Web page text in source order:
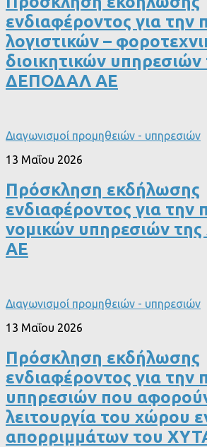
ενδιαφέροντος για την
λογιστικών –
διοικητικών υπηρεσιών
ΔΕΠΟΔΑΛ ΑΕ
Διαγωνισμοί προμηθειών - υπηρεσιών
13 Μαΐου 2026
Πρόσκληση εκδήλωσης
ενδιαφέροντος για την
νομικών υπηρεσιών
ΑΕ
Διαγωνισμοί προμηθειών - υπηρεσιών
13 Μαΐου 2026
Πρόσκληση εκδήλωσης
ενδιαφέροντος για την
υπηρεσιών που
λειτουργία του χώρου
απορριμμάτων του